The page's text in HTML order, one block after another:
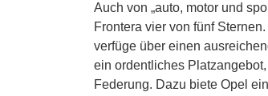
Auch von „auto, motor und
Frontera vier von fünf
verfüge über einen
ein ordentliches
Federung. Dazu biete Opel